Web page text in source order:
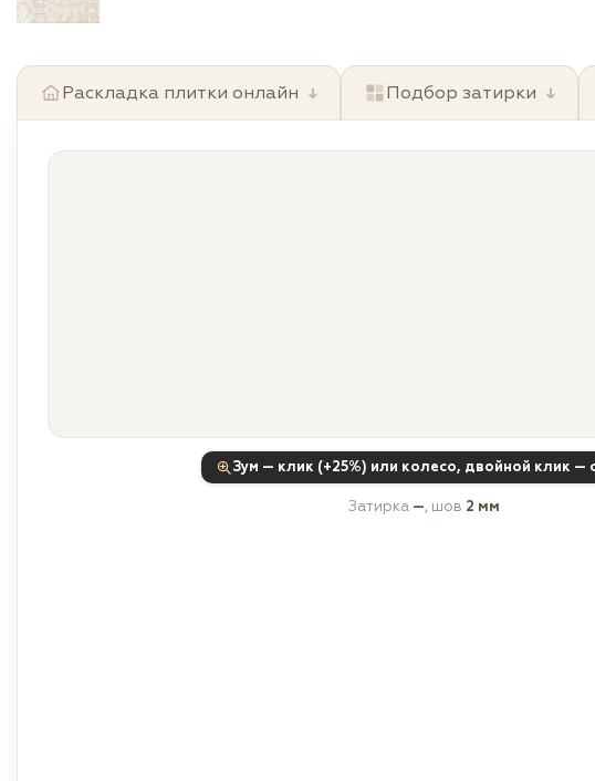
Раскладка плитки онлайн ↓ Подбор затирки ↓
Зум — клик (+25%) или колесо, двойной клик —
Затирка —, шов 2 мм